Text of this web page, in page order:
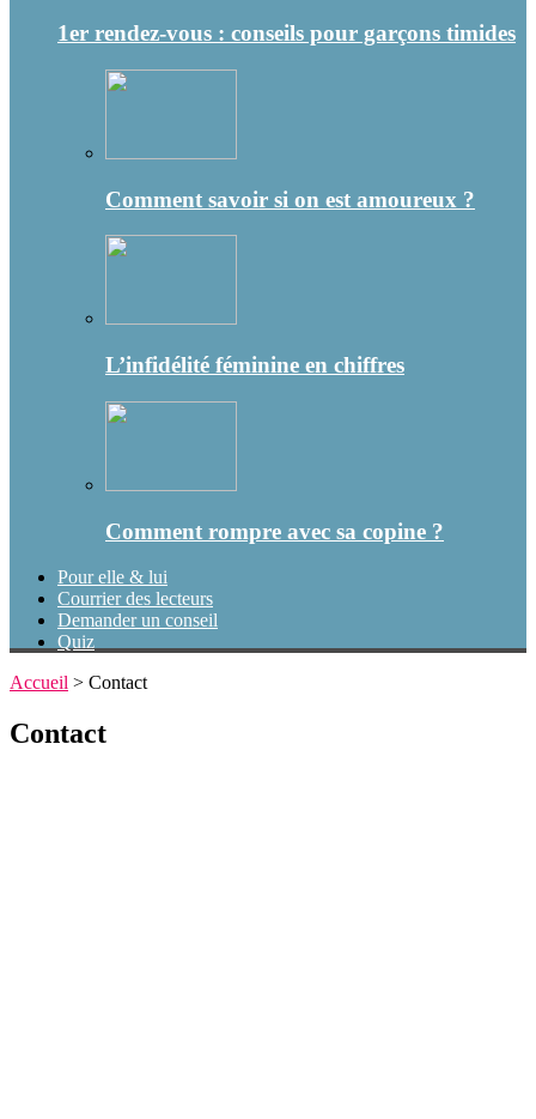
1er rendez-vous : conseils pour garçons timides
Comment savoir si on est amoureux ?
L’infidélité féminine en chiffres
Comment rompre avec sa copine ?
Pour elle & lui
Courrier des lecteurs
Demander un conseil
Quiz
Accueil > Contact
Contact